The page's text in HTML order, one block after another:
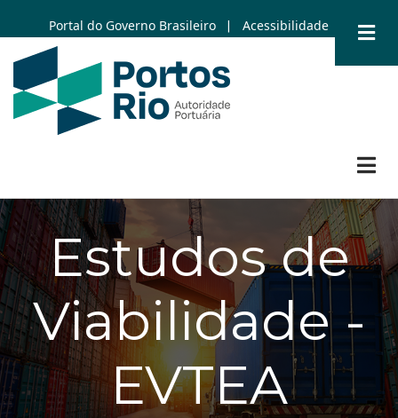
to
main
content
Portal do Governo Brasileiro | Acessibilidade
Estudos de
Viabilidade -
EVTEA